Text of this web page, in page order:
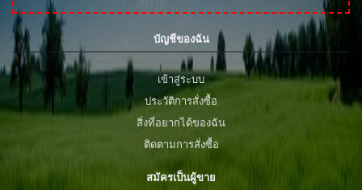
บัญชีของฉัน
เข้าสู่ระบบ
ประวัติการสั่งซื้อ
สิ่งที่อยากได้ของฉัน
ติดตามการสั่งซื้อ
สมัครเป็นผู้ขาย